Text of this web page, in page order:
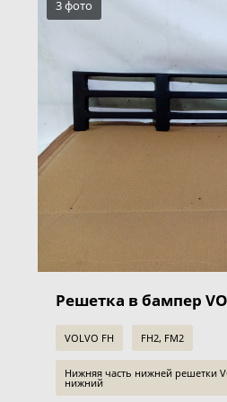
3 фото
Решетка в бампер
VOLVO FH FH2, FM2
Нижняя часть нижней решетки
нижний